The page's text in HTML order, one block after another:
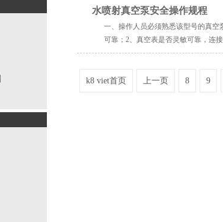
水喷射真空泵安全操作规程
一、操作人员必须熟悉该型号的真
可靠；2、真空表是否灵敏可靠，连
k8 viet首页 上一页 8 9